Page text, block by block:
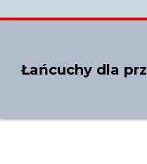
Łańcuchy dla